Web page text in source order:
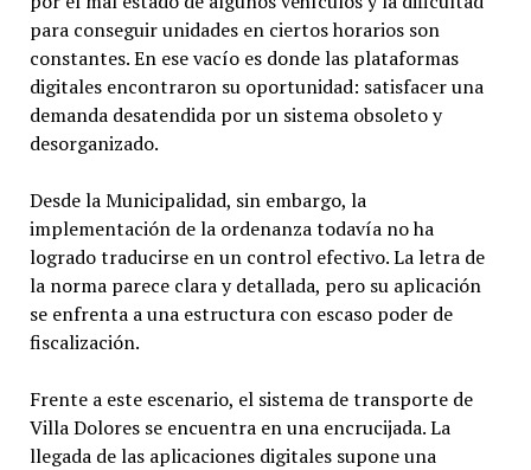
para conseguir unidades en ciertos horarios son
constantes. En ese vacío es donde las plataformas
digitales encontraron su oportunidad: satisfacer una
demanda desatendida por un sistema obsoleto y
desorganizado.
Desde la Municipalidad, sin embargo, la
implementación de la ordenanza todavía no ha
logrado traducirse en un control efectivo. La letra de
la norma parece clara y detallada, pero su aplicación
se enfrenta a una estructura con escaso poder de
fiscalización.
Frente a este escenario, el sistema de transporte de
Villa Dolores se encuentra en una encrucijada. La
llegada de las aplicaciones digitales supone una